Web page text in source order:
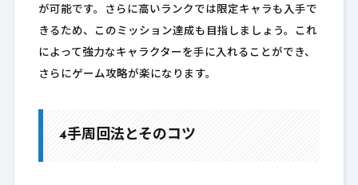
が可能です。さらに高いランクでは限定キャラも入手で
きるため、このミッション達成も目指しましょう。これ
によって強力なキャラクターを手に入れることができ、
さらにゲーム攻略が楽になります。
4手周回法とそのコツ